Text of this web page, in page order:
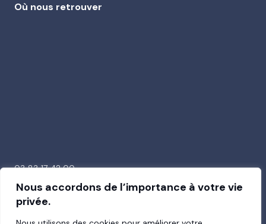
Nous accordons de l’importance à votre vie
privée.
Où nous retrouver
03 83 17 42 00
26 avenue de la Garenne
54000 Nancy